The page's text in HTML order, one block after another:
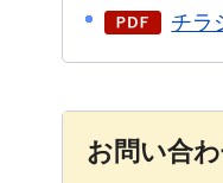
チラ
お問い合